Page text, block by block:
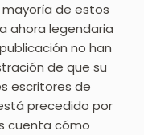
mayoría de estos
ahora legendaria
no han
de que su
escritores de
precedido por
cuenta cómo